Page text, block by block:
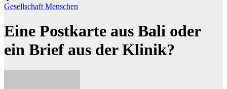
Gesellschaft Menschen
Eine Postkarte aus Bali oder
ein Brief aus der Klinik?